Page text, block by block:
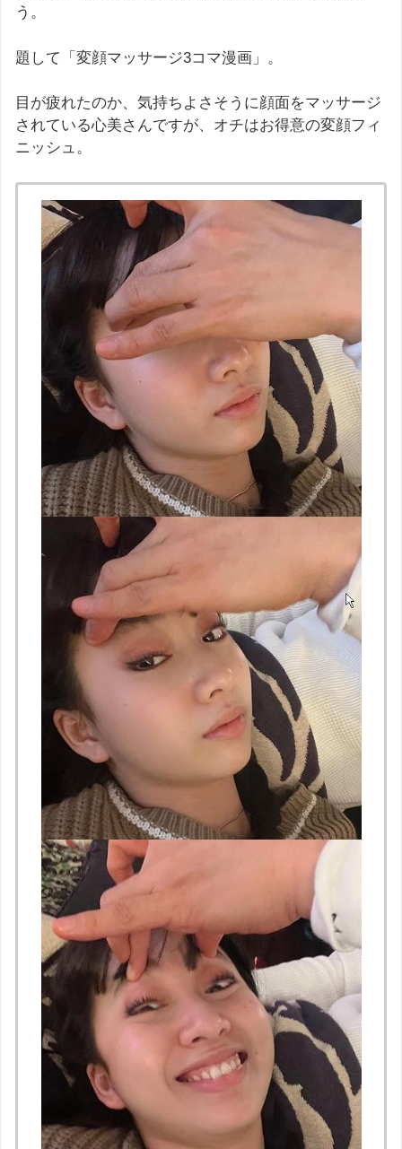
う。
題して「変顔マッサージ3コマ漫画」。
目が疲れたのか、気持ちよさそうに顔面をマッサージ
されている心美さんですが、オチはお得意の変顔フィ
ニッシュ。